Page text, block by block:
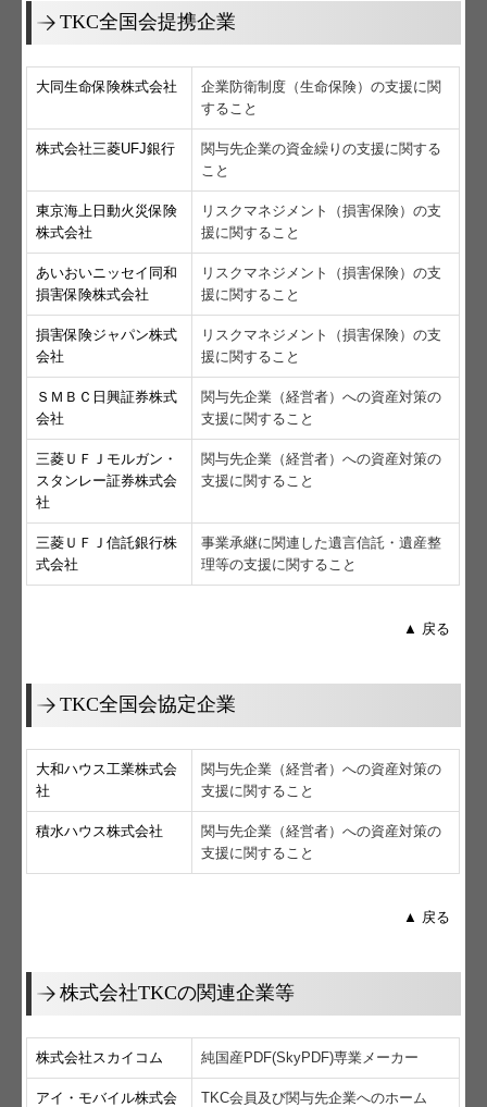
TKC全国会提携企業
大同生命保険株式会社
企業防衛制度（生命保険）の支援に関
すること
株式会社三菱UFJ銀行
関与先企業の資金繰りの支援に関する
こと
東京海上日動火災保険
株式会社
リスクマネジメント（損害保険）の支
援に関すること
あいおいニッセイ同和
損害保険株式会社
リスクマネジメント（損害保険）の支
援に関すること
損害保険ジャパン株式
会社
リスクマネジメント（損害保険）の支
援に関すること
ＳＭＢＣ日興証券株式
会社
関与先企業（経営者）への資産対策の
支援に関すること
三菱ＵＦＪモルガン・
スタンレー証券株式会
社
関与先企業（経営者）への資産対策の
支援に関すること
三菱ＵＦＪ信託銀行株
式会社
事業承継に関連した遺言信託・遺産整
理等の支援に関すること
▲ 戻る
TKC全国会協定企業
大和ハウス工業株式会
社
関与先企業（経営者）への資産対策の
支援に関すること
積水ハウス株式会社
関与先企業（経営者）への資産対策の
支援に関すること
▲ 戻る
株式会社TKCの関連企業等
株式会社スカイコム 純国産PDF(SkyPDF)専業メーカー
アイ・モバイル株式会
TKC会員及び関与先企業へのホーム